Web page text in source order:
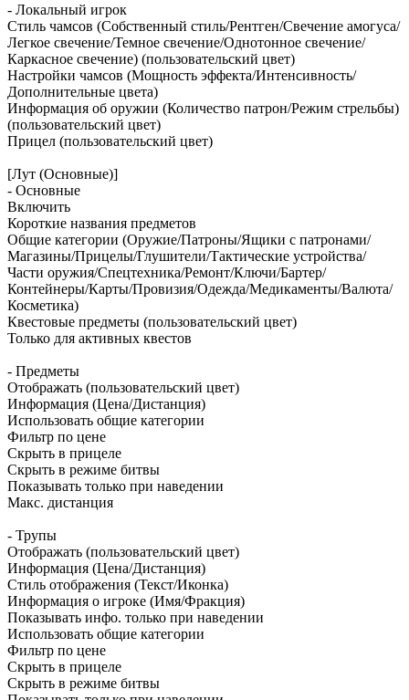
- Локальный игрок
Стиль чамсов (Собственный стиль/Рентген/Свечение амогуса/
Легкое свечение/Темное свечение/Однотонное свечение/
Каркасное свечение) (пользовательский цвет)
Настройки чамсов (Мощность эффекта/Интенсивность/
Дополнительные цвета)
Информация об оружии (Количество патрон/Режим стрельбы)
(пользовательский цвет)
Прицел (пользовательский цвет)
[Лут (Основные)]
- Основные
Включить
Короткие названия предметов
Общие категории (Оружие/Патроны/Ящики с патронами/
Магазины/Прицелы/Глушители/Тактические устройства/
Части оружия/Спецтехника/Ремонт/Ключи/Бартер/
Контейнеры/Карты/Провизия/Одежда/Медикаменты/Валюта/
Косметика)
Квестовые предметы (пользовательский цвет)
Только для активных квестов
- Предметы
Отображать (пользовательский цвет)
Информация (Цена/Дистанция)
Использовать общие категории
Фильтр по цене
Скрыть в прицеле
Скрыть в режиме битвы
Показывать только при наведении
Макс. дистанция
- Трупы
Отображать (пользовательский цвет)
Информация (Цена/Дистанция)
Стиль отображения (Текст/Иконка)
Информация о игроке (Имя/Фракция)
Показывать инфо. только при наведении
Использовать общие категории
Фильтр по цене
Скрыть в прицеле
Скрыть в режиме битвы